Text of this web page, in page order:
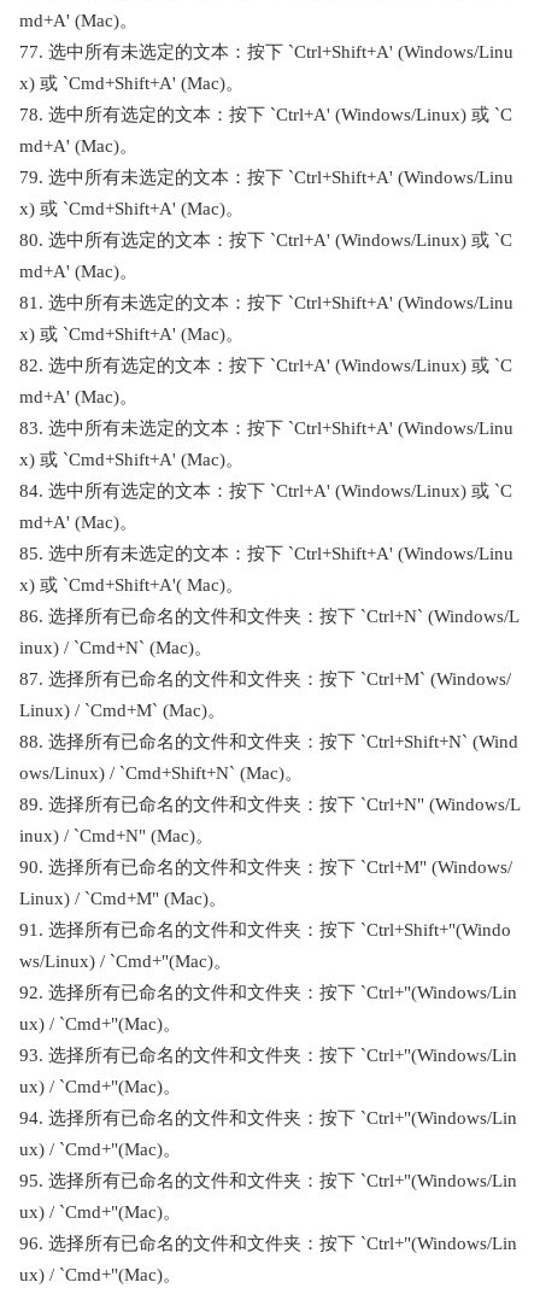
md+A' (Mac)。
77. 选中所有未选定的文本：按下 `Ctrl+Shift+A' (Windows/Linu
x) 或 `Cmd+Shift+A' (Mac)。
78. 选中所有选定的文本：按下 `Ctrl+A' (Windows/Linux) 或 `C
md+A' (Mac)。
79. 选中所有未选定的文本：按下 `Ctrl+Shift+A' (Windows/Linu
x) 或 `Cmd+Shift+A' (Mac)。
80. 选中所有选定的文本：按下 `Ctrl+A' (Windows/Linux) 或 `C
md+A' (Mac)。
81. 选中所有未选定的文本：按下 `Ctrl+Shift+A' (Windows/Linu
x) 或 `Cmd+Shift+A' (Mac)。
82. 选中所有选定的文本：按下 `Ctrl+A' (Windows/Linux) 或 `C
md+A' (Mac)。
83. 选中所有未选定的文本：按下 `Ctrl+Shift+A' (Windows/Linu
x) 或 `Cmd+Shift+A' (Mac)。
84. 选中所有选定的文本：按下 `Ctrl+A' (Windows/Linux) 或 `C
md+A' (Mac)。
85. 选中所有未选定的文本：按下 `Ctrl+Shift+A' (Windows/Linu
x) 或 `Cmd+Shift+A'( Mac)。
86. 选择所有已命名的文件和文件夹：按下 `Ctrl+N` (Windows/L
inux) / `Cmd+N` (Mac)。
87. 选择所有已命名的文件和文件夹：按下 `Ctrl+M` (Windows/
Linux) / `Cmd+M` (Mac)。
88. 选择所有已命名的文件和文件夹：按下 `Ctrl+Shift+N` (Wind
ows/Linux) / `Cmd+Shift+N` (Mac)。
89. 选择所有已命名的文件和文件夹：按下 `Ctrl+N" (Windows/L
inux) / `Cmd+N" (Mac)。
90. 选择所有已命名的文件和文件夹：按下 `Ctrl+M" (Windows/
Linux) / `Cmd+M" (Mac)。
91. 选择所有已命名的文件和文件夹：按下 `Ctrl+Shift+"(Windo
ws/Linux) / `Cmd+"(Mac)。
92. 选择所有已命名的文件和文件夹：按下 `Ctrl+"(Windows/Lin
ux) / `Cmd+"(Mac)。
93. 选择所有已命名的文件和文件夹：按下 `Ctrl+"(Windows/Lin
ux) / `Cmd+"(Mac)。
94. 选择所有已命名的文件和文件夹：按下 `Ctrl+"(Windows/Lin
ux) / `Cmd+"(Mac)。
95. 选择所有已命名的文件和文件夹：按下 `Ctrl+"(Windows/Lin
ux) / `Cmd+"(Mac)。
96. 选择所有已命名的文件和文件夹：按下 `Ctrl+"(Windows/Lin
ux) / `Cmd+"(Mac)。